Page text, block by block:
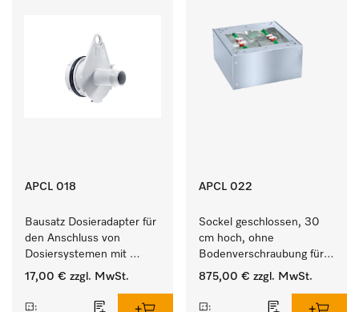
APCL 018
Bausatz Dosieradapter für
den Anschluss von
Dosiersystemen mit
Wassereinspülung.
17,00 € zzgl. MwSt.
APCL 022
Sockel geschlossen, 30
cm hoch, ohne
Bodenverschraubung für
ein ergonomisches Be-
Waschmaschine und
875,00 € zzgl. MwSt.